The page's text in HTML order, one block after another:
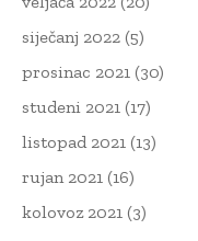
siječanj 2022 (5)
prosinac 2021 (30)
studeni 2021 (17)
listopad 2021 (13)
rujan 2021 (16)
kolovoz 2021 (3)